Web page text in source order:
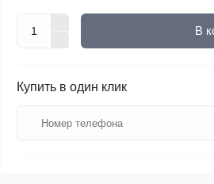
В
Купить в один клик